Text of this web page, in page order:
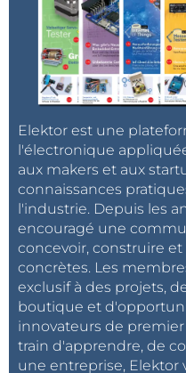
Elektor est une
l'électronique
aux makers et aux
connaissances
l'industrie. Depuis les
encouragé une
concevoir, construire
concrètes. Les
exclusif à des projets,
boutique et
innovateurs de premier
train d'apprendre, de
une entreprise, Elektor